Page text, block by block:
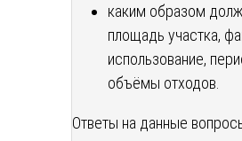
каким образом
площадь участка,
использование,
объёмы отходов.
Ответы на данные